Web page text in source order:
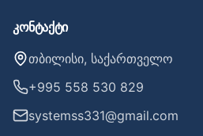
კონტაქტი
თბილისი, საქართველო
+995 558 530 829
systemss331@gmail.com